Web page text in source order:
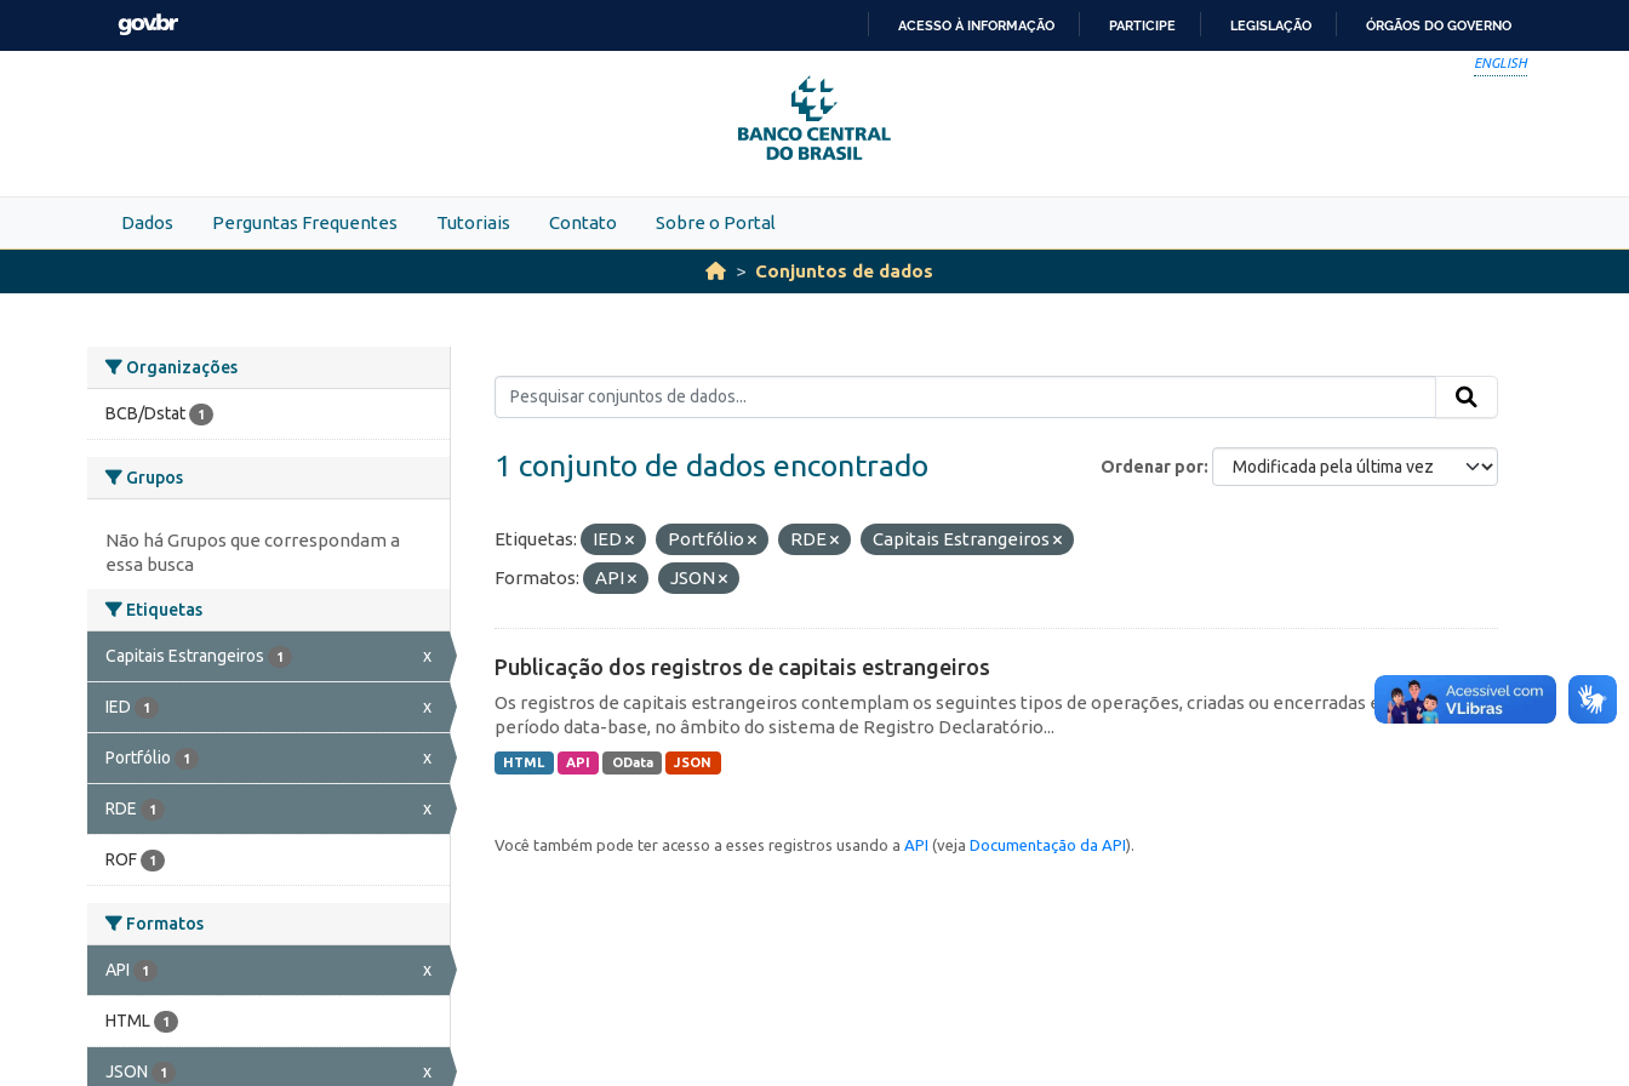
Skip to main content
PARA
O
CONTEÚDO
ACESSO À INFORMAÇÃO PARTICIPE LEGISLAÇÃO ÓRGÃOS DO GOVERNO
ENGLISH
Dados Perguntas Frequentes Tutoriais Contato Sobre o Portal
Conjuntos de dados
Organizações
BCB/Dstat 1
Grupos
Não há Grupos que correspondam a
essa busca
Etiquetas
Capitais Estrangeiros 1 x
IED 1 x
Portfólio 1 x
RDE 1 x
ROF 1
Formatos
API 1 x
HTML 1
JSON 1 x
Ordenar por
1 conjunto de dados encontrado
Etiquetas: IED Portfólio RDE
Capitais Estrangeiros
Formatos:
API JSON
Publicação dos registros de capitais estrangeiros
Os registros de capitais estrangeiros contemplam os seguintes tipos de operações, criadas ou encerradas em cada
período data-base, no âmbito do sistema de Registro Declaratório...
HTML API OData JSON
Você também pode ter acesso a esses registros usando a API (veja Documentação da API).